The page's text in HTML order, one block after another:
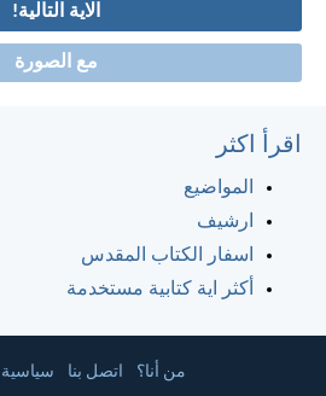
الاية التالية!
مع الصورة
اقرأ اكثر
المواضيع
ارشيف
اسفار الكتاب المقدس
أكثر اية كتابية مستخدمة
من أنا؟ اتصل بنا